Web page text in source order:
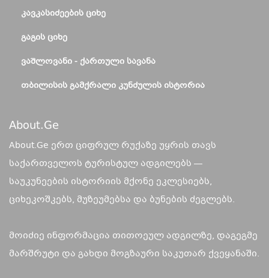
ᲙᲐᲕᲙᲐᲡᲘᲫᲔᲔᲑᲘᲡ ᲪᲘᲮᲔ
ᲒᲐᲒᲘᲡ ᲪᲘᲮᲔ
ᲕᲐᲨᲚᲝᲕᲐᲜᲘ - ᲥᲐᲠᲗᲣᲚᲘ ᲡᲐᲕᲐᲜᲐ
ᲗᲑᲘᲚᲘᲡᲘᲡ ᲒᲐᲛᲥᲠᲐᲚᲘ ᲙᲣᲜᲫᲣᲚᲘᲡ ᲘᲡᲢᲝᲠᲘᲐ
About.ge
About.Ge ერთ ციფრულ რუქაზე უყრის თავს
საქართველოს ტურისტულ ადგილებს —
საუკუნეების ისტორიის მქონე ეკლესიებს,
ციხეკოშკებს, მუზეუმებსა და ბუნების ძეგლებს.
მოიძიე ინფორმაცია თითოეულ ადგილზე, დაგეგმე
მარშრუტი და გახდი მოგზაური საკუთარ ქვეყანაში.